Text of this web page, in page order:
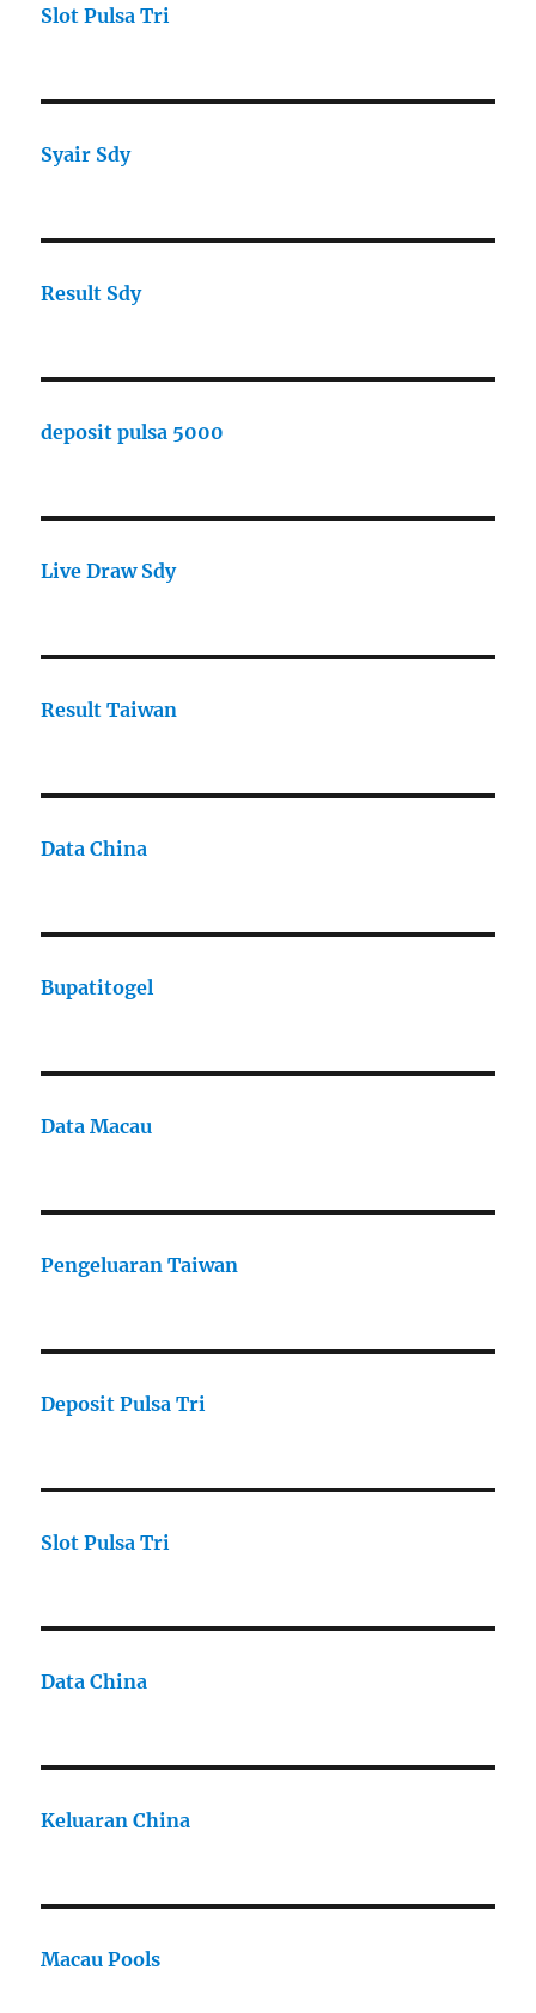
Slot Pulsa Tri
Syair Sdy
Result Sdy
deposit pulsa 5000
Live Draw Sdy
Result Taiwan
Data China
Bupatitogel
Data Macau
Pengeluaran Taiwan
Deposit Pulsa Tri
Slot Pulsa Tri
Data China
Keluaran China
Macau Pools